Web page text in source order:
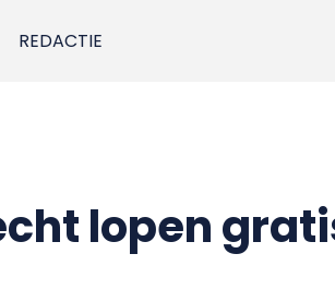
REDACTIE
lopen